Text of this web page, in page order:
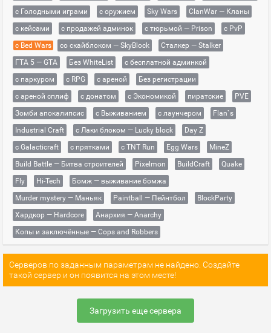
с Голодными играми
с оружием Sky Wars
ClanWar — Кланы
с кейсами
с продажей админок с тюрьмой — Prison
с PvP
с Bed Wars
со скайблоком — SkyBlock
Сталкер — Stalker
ГТА 5 — GTA
Без WhiteList
с бесплатной админкой
с паркуром
с RPG с ареной
Без регистрации
с ареной сплиф
с донатом с Экономикой пиратские
PVE
Зомби апокалипсис
с Выживанием с лаунчером
Flan`s
Industrial Craft
с Лаки блоком — Lucky block
Day Z
с Galacticraft
с прятками с TNT Run Egg Wars
MineZ
Build Battle — Битва строителей
Pixelmon BuildCraft
Quake
Fly
Hi-Tech
Бомж — выживание бомжа
Murder mystery — Маньяк
Paintball — Пейнтбол
BlockParty
Хардкор — Hardcore
Анархия — Anarchy
Копы и заключённые — Cops and Robbers
Серверов по заданным параметрам не найдено. Создайте
такой сервер и он появится на этом месте!
Загрузить еще сервера